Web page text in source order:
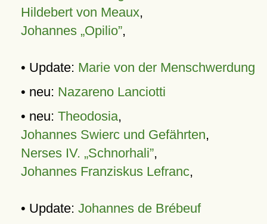
Hildebert von Meaux,
Johannes „Opilio”,
• Update: Marie von der Menschwerdung
• neu: Nazareno Lanciotti
• neu: Theodosia,
Johannes Swierc und Gefährten,
Nerses IV. „Schnorhali”,
Johannes Franziskus Lefranc,
• Update: Johannes de Brébeuf